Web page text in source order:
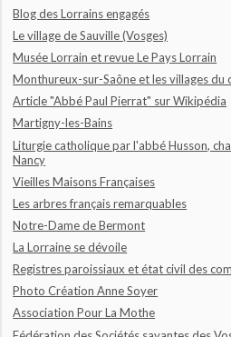
Blog des Lorrains engagés
Le village de Sauville (Vosges)
Musée Lorrain et revue Le Pays Lorrain
Monthureux-sur-Saône et les villages du
Article "Abbé Paul Pierrat" sur Wikipédia
Martigny-les-Bains
Liturgie catholique par l'abbé Husson,
Nancy
Vieilles Maisons Françaises
Les arbres français remarquables
Notre-Dame de Bermont
La Lorraine se dévoile
Registres paroissiaux et état civil des
Photo Création Anne Soyer
Association Pour La Mothe